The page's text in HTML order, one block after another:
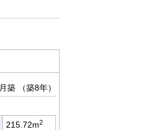
築
（築8年）
215.72m2